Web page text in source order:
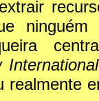
ninguém